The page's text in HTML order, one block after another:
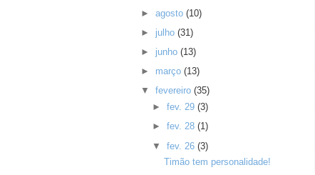
►agosto(10)
► julho(31)
► junho(13)
► março(13)
▼fevereiro(35)
► fev. 29 (3)
► fev. 28 (1)
▼ fev. 26 (3)
Timão tem personalidade!